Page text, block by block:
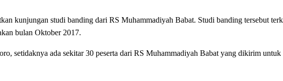
kunjungan studi banding dari RS Muhammadiyah Babat. Studi banding tersebut
bulan Oktober 2017.
setidaknya ada sekitar 30 peserta dari RS Muhammadiyah Babat yang dikirim